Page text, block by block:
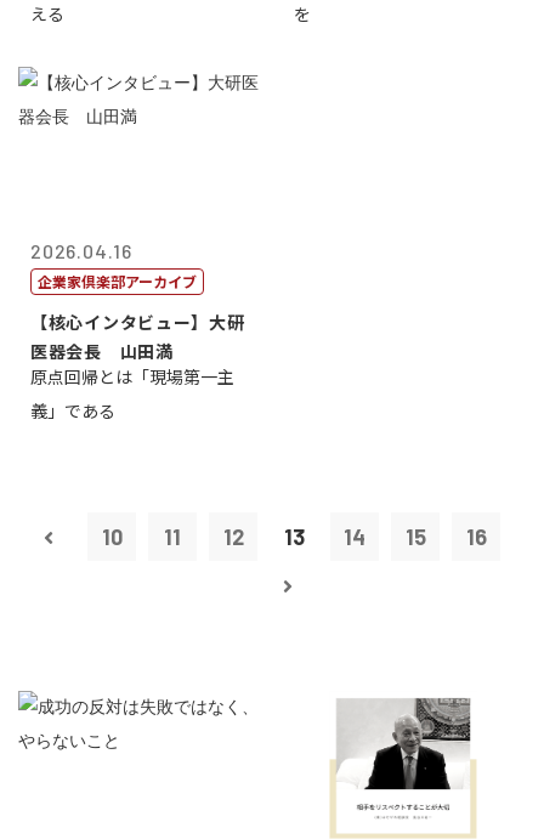
える
を
2026.04.16
企業家倶楽部アーカイブ
【核心インタビュー】大研
医器会長 山田満
原点回帰とは「現場第一主
義」である
10 11 12 13 14 15 16